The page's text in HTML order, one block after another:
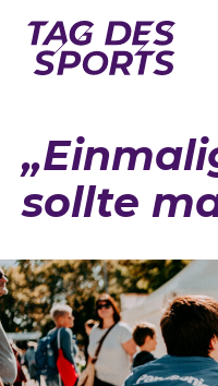
sollte